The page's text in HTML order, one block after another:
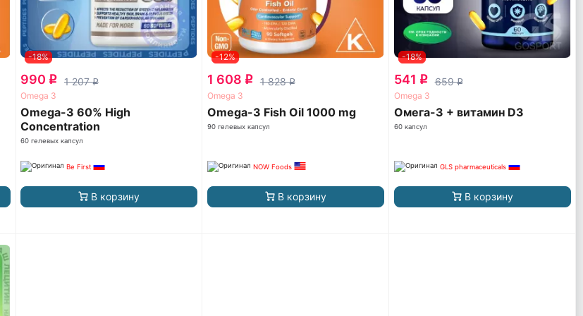
-18%
990 q 1 207q
Omega 3
Omega-3 60% High
Concentration
60 гелевых капсул
Be First
В корзину
-12%
1 608 q 1 828q
Omega 3
Omega-3 Fish Oil 1000 mg
90 гелевых капсул
NOW Foods
В корзину
-18%
541 q 659q
Omega 3
Омега-3 + витамин D3
60 капсул
GLS pharmaceuticals
В корзину